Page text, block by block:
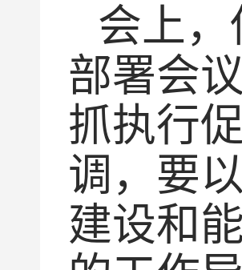
会上
部署会
抓执行
调，要
建设和